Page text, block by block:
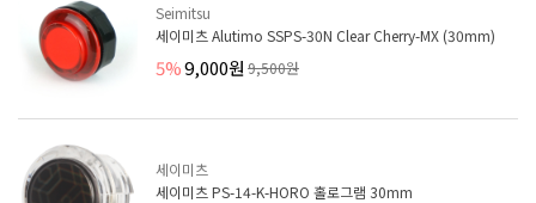
Seimitsu
세이미츠 Alutimo SSPS-30N Clear Cherry-MX (30mm)
5%9,000원 9,500원
세이미츠
세이미츠 PS-14-K-HORO 홀로그램 30mm